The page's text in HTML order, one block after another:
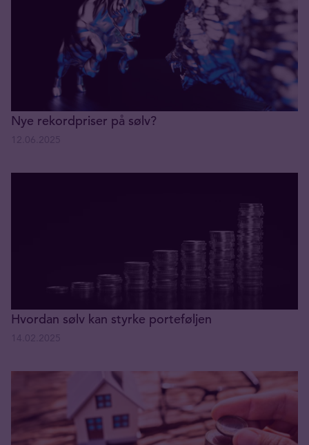
Nye rekordpriser på sølv?
Hvordan sølv kan styrke porteføljen